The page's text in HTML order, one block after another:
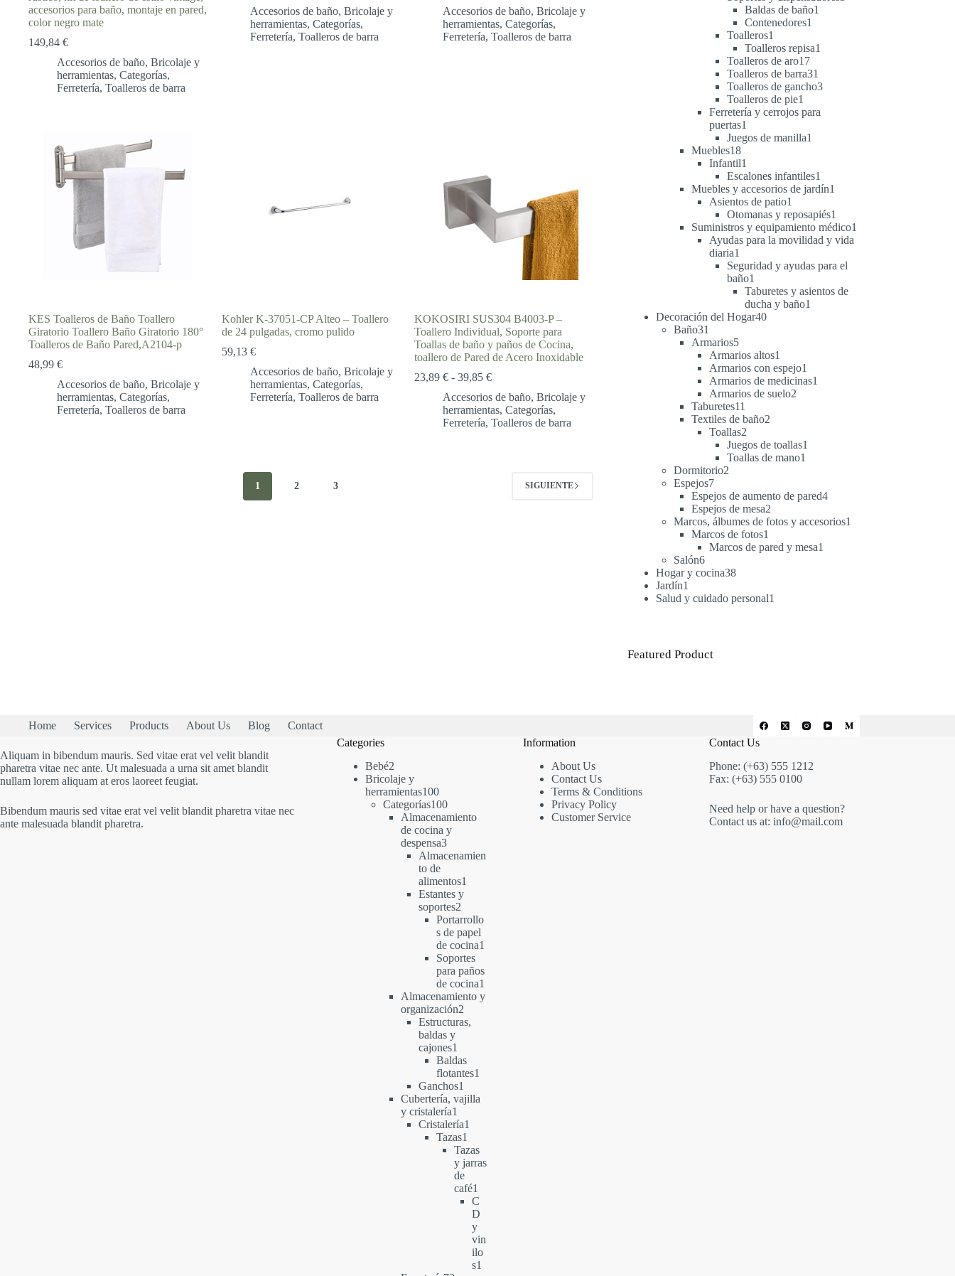
accesorios para baño, montaje en pared,
color negro mate
149,84 €
Accesorios de baño, Bricolaje y
herramientas, Categorías,
Ferretería, Toalleros de barra
precios:
desde
36,41 €
Accesorios de baño, Bricolaje y
herramientas, Categorías,
Ferretería, Toalleros de barra
Accesorios de baño,Bricolaje y
herramientas,Categorías,
Ferretería,Toalleros de barra
KES Toalleros de Baño Toallero
Giratorio Toallero Baño Giratorio 180°
Toalleros de Baño Pared,A2104-p
48,99 €
Accesorios de baño, Bricolaje y
herramientas, Categorías,
Ferretería, Toalleros de barra
Kohler K-37051-CP Alteo – Toallero
de 24 pulgadas, cromo pulido
59,13 €
Accesorios de baño, Bricolaje y
herramientas, Categorías,
Ferretería, Toalleros de barra
KOKOSIRI SUS304 B4003-P –
Toallero Individual, Soporte para
Toallas de baño y paños de Cocina,
toallero de Pared de Acero Inoxidable
23,89€ - 39,85€Rango
precios:
desde
23,89 €
Accesorios de baño,Bricolaje y
herramientas,Categorías,
Ferretería,Toalleros de barra
1 2 3 SIGUIENTE
Baldas de baño1
Contenedores1
Toalleros1
producto
Toalleros repisa1
Toalleros de aro1717
productos
Toalleros de barra31
productos
Toalleros de gancho33
Toalleros de pie1
producto
Ferretería y cerrojos para
puertas1
producto
Juegos de manilla1
Muebles1818
productos
Infantil1
producto
Escalones infantiles1
producto
Muebles y accesorios de jardín1
Asientos de patio1
producto
Otomanas y reposapiés1
producto
Suministros y equipamiento médico1
Ayudas para la movilidad y vida
diaria1
producto
Seguridad y ayudas para el
baño1
producto
Taburetes y asientos de
ducha y baño1
Decoración del Hogar4040
Baño31
productos
Armarios55
productos
Armarios altos1
producto
Armarios con espejo1
producto
Armarios de medicinas1
Armarios de suelo2
Taburetes11
productos
Textiles de baño2
Toallas2
productos
Juegos de toallas1
Toallas de mano1
Dormitorio2
Espejos77
productos
Espejos de aumento de pared44
Espejos de mesa2
productos
Marcos, álbumes de fotos y accesorios1
Marcos de fotos1
producto
Marcos de pared y mesa1
Salón66
productos
Hogar y cocina3838
Jardín1
producto
Salud y cuidado personal1
Featured Product
Home Services Products About Us Blog Contact
Aliquam in bibendum mauris. Sed vitae erat vel velit blandit
pharetra vitae nec ante. Ut malesuada a urna sit amet blandit
nullam lorem aliquam at eros laoreet feugiat.
Bibendum mauris sed vitae erat vel velit blandit pharetra vitae nec
ante malesuada blandit pharetra.
Categories
Bebé22
productos
Bricolaje y
herramientas100100
productos
Categorías100100
productos
Almacenamiento
de cocina y
despensa33
productos
Almacenamien
to de
alimentos1
Estantes y
soportes22
productos
Portarrollo
s de papel
de cocina1
Soportes
para paños
de cocina1
producto
Almacenamiento y
organización22
productos
Estructuras,
baldas y
cajones1
producto
Baldas
flotantes1
Ganchos1
producto
Cubertería, vajilla
y cristalería1
producto
Cristalería1
Tazas1
producto
Tazas
y jarras
de
café1
producto
C
D
y
vin
ilo
s1
Information
About Us
Contact Us
Terms & Conditions
Privacy Policy
Customer Service
Contact Us
Phone: (+63) 555 1212
Fax: (+63) 555 0100
Need help or have a question?
Contact us at: info@mail.com